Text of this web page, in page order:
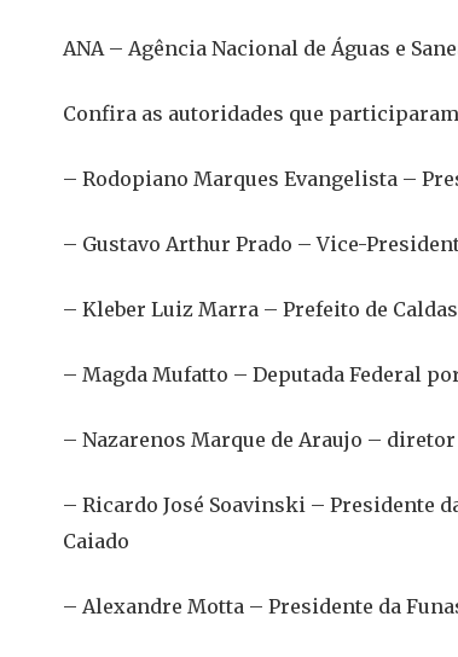
ANA – Agência Nacional de Águas e
Confira as autoridades que
– Rodopiano Marques Evangelista –
– Gustavo Arthur Prado – Vice-
– Kleber Luiz Marra – Prefeito de
– Magda Mufatto – Deputada Federal
– Nazarenos Marque de Araujo –
– Ricardo José Soavinski – Presidente
Caiado
– Alexandre Motta – Presidente da